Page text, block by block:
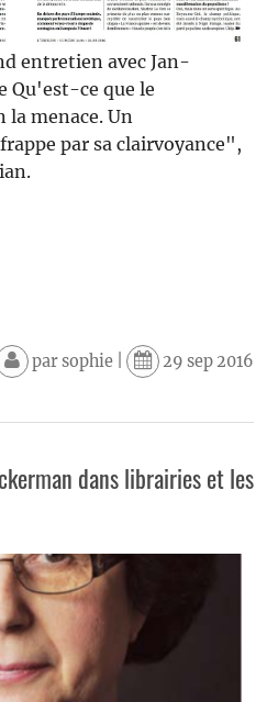
entretien avec Jan-
Qu'est-ce que le
menace. Un
par sa clairvoyance",
parsophie| 29 sep 2016
dans librairies et les